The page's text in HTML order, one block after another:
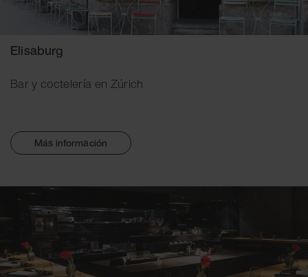
Elisaburg
Bar y coctelería en Zúrich
Más información